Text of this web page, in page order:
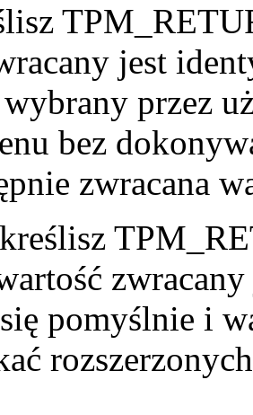
jest
wybrany przez
bez
zwracana
pomyślnie i